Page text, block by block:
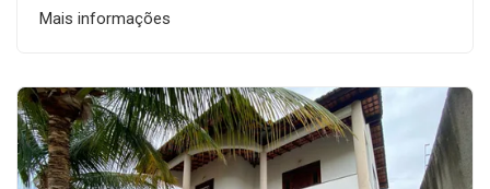
Mais informações